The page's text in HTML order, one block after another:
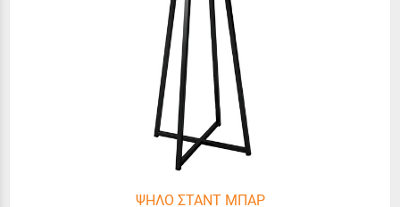
ΨΗΛΟ ΣΤΑΝΤ ΜΠΑΡ